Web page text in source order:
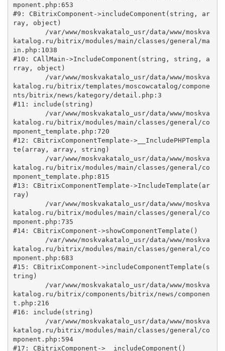
mponent.php:653
#9: CBitrixComponent->includeComponent(string, ar
ray, object)
katalog.ru/bitrix/modules/main/classes/general/ma
in.php:1038
#10: CAllMain->IncludeComponent(string, string, a
rray, object)
katalog.ru/bitrix/templates/moscowcatalog/compone
nts/bitrix/news/kategory/detail.php:3
#11: include(string)
katalog.ru/bitrix/modules/main/classes/general/co
mponent_template.php:720
#12: CBitrixComponentTemplate->__IncludePHPTempla
te(array, array, string)
katalog.ru/bitrix/modules/main/classes/general/co
mponent_template.php:815
#13: CBitrixComponentTemplate->IncludeTemplate(ar
ray)
katalog.ru/bitrix/modules/main/classes/general/co
mponent.php:735
#14: CBitrixComponent->showComponentTemplate()
katalog.ru/bitrix/modules/main/classes/general/co
mponent.php:683
#15: CBitrixComponent->includeComponentTemplate(s
tring)
katalog.ru/bitrix/components/bitrix/news/componen
t.php:216
#16: include(string)
katalog.ru/bitrix/modules/main/classes/general/co
mponent.php:594
#17: CBitrixComponent->__includeComponent()